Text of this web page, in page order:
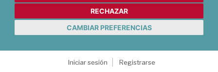
RECHAZAR
CAMBIAR PREFERENCIAS
Iniciar sesión
Registrarse